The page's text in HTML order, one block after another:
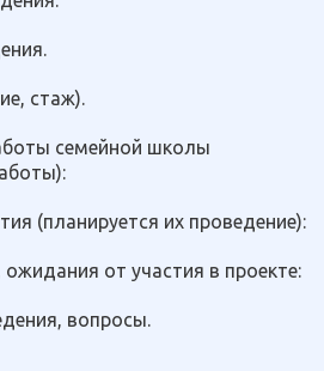
стаж).
семейной школы
(планируется их проведение):
от участия в проекте:
вопросы.